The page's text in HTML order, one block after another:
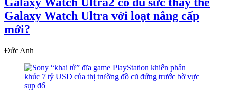
Galaxy Watch Ultra với loạt nâng cấp
mới?
Đức Anh